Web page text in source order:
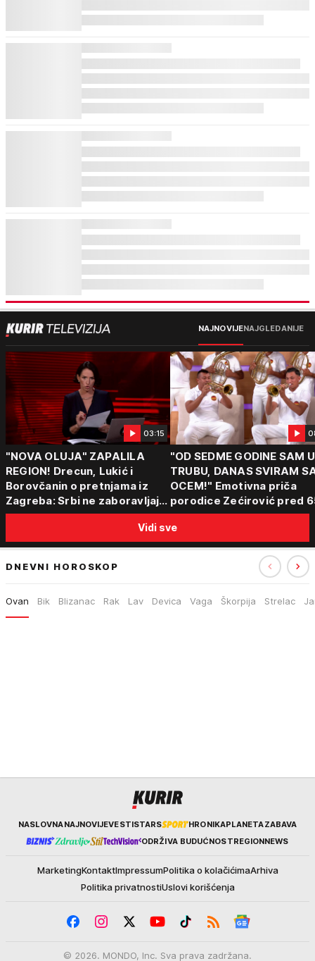
NAJNOVIJENAJGLEDANIJE
03:15
"NOVA OLUJA" ZAPALILA
REGION! Drecun, Lukić i
Borovčanin o pretnjama iz
Zagreba: Srbi ne zaboravljaju
progon
"OD SEDME GODINE SAM
TRUBU, DANAS SVIRAM
OCEM!" Emotivna priča
porodice Zećirović pred
Sabor trubača u Guči
Vidi sve
DNEVNI HOROSKOP
Ovan Bik Blizanac Rak Lav Devica Vaga Škorpija Strelac
KurirNASLOVNANAJNOVIJEVESTISTARS HRONIKAPLANETAZABAVA
ODRŽIVA BUDUĆNOSTREGIONNEWS
MarketingKontaktImpressumPolitika o kolačićimaArhiva
Politika privatnostiUslovi korišćenja
© 2026. MONDO, Inc. Sva prava zadržana.